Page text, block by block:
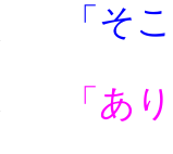
「そ
「あ